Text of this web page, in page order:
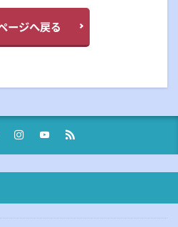
ージへ戻る